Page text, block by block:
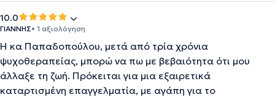
10.0
ΓΙΑΝΝΗΣ• 1 αξιολόγηση
Η κα Παπαδοπούλου, μετά από τρία χρόνια
ψυχοθεραπείας, μπορώ να πω με βεβαιότητα ότι μου
άλλαξε τη ζωή. Πρόκειται για μια εξαιρετικά
καταρτισμένη επαγγελματία, με αγάπη για το